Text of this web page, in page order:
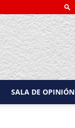
SALA DE OPINIÓN